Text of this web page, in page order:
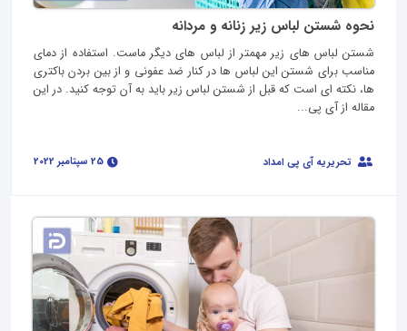
نحوه شستن لباس زیر زنانه و مردانه
شستن لباس های زیر مهمتر از لباس های دیگر ماست. استفاده از دمای
مناسب برای شستن این لباس ها در کنار ضد عفونی و از بین بردن باکتری
ها، نکته ای است که قبل از شستن لباس زیر باید به آن توجه کنید. در این
مقاله از آی پی...
تحریریه آی پی امداد